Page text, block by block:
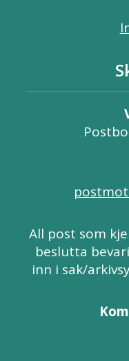
All post som
beslutta
inn i sak/